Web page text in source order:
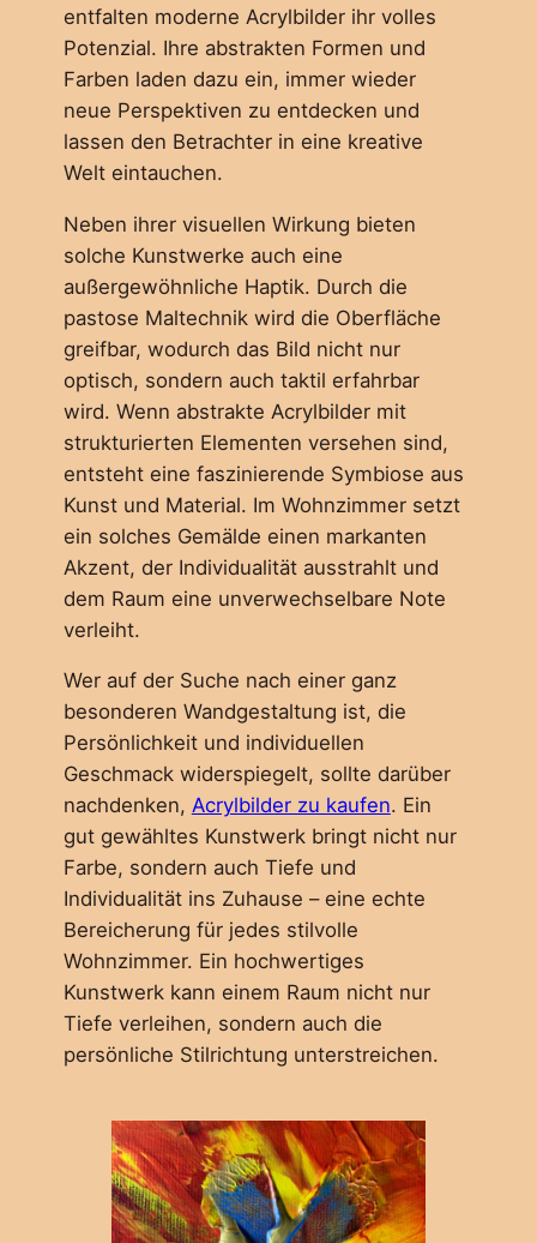
entfalten moderne Acrylbilder ihr volles
Potenzial. Ihre abstrakten Formen und
Farben laden dazu ein, immer wieder
neue Perspektiven zu entdecken und
lassen den Betrachter in eine kreative
Welt eintauchen.
Neben ihrer visuellen Wirkung bieten
solche Kunstwerke auch eine
außergewöhnliche Haptik. Durch die
pastose Maltechnik wird die Oberfläche
greifbar, wodurch das Bild nicht nur
optisch, sondern auch taktil erfahrbar
wird. Wenn abstrakte Acrylbilder mit
strukturierten Elementen versehen sind,
entsteht eine faszinierende Symbiose aus
Kunst und Material. Im Wohnzimmer setzt
ein solches Gemälde einen markanten
Akzent, der Individualität ausstrahlt und
dem Raum eine unverwechselbare Note
verleiht.
Wer auf der Suche nach einer ganz
besonderen Wandgestaltung ist, die
Persönlichkeit und individuellen
Geschmack widerspiegelt, sollte darüber
nachdenken, Acrylbilder zu kaufen. Ein
gut gewähltes Kunstwerk bringt nicht nur
Farbe, sondern auch Tiefe und
Individualität ins Zuhause – eine echte
Bereicherung für jedes stilvolle
Wohnzimmer. Ein hochwertiges
Kunstwerk kann einem Raum nicht nur
Tiefe verleihen, sondern auch die
persönliche Stilrichtung unterstreichen.